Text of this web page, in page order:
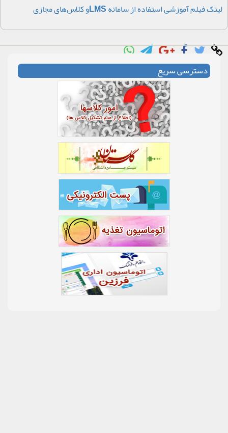
لینک فیلم آموزشی استفاده از سامانهLMSو کلاس‌های مجازی
دسترسی سریع